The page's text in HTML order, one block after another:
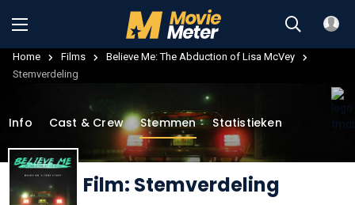
Home Films
Believe Me: The Abduction of Lisa McVey
Stemverdeling
Film: Stemverdeling
Info Cast & Crew Stemmen Statistieken